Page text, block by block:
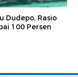
Dudepo, Rasio
100 Persen